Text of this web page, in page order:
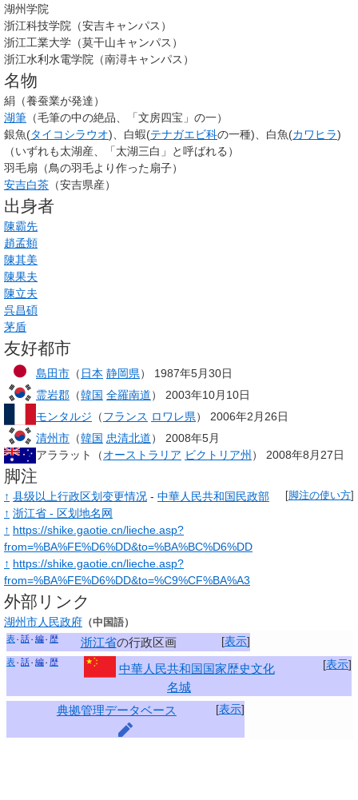
湖州学院
浙江科技学院（安吉キャンパス）
浙江工業大学（莫干山キャンパス）
浙江水利水電学院（南潯キャンパス）
名物
絹（養蚕業が発達）
湖筆 （毛筆の中の絶品、「文房四宝」の一）
銀魚(タイコシラウオ)、白蝦(テナガエビ科の一種)、白魚(カワヒラ)
（いずれも太湖産、「太湖三白」と呼ばれる）
羽毛扇（鳥の羽毛より作った扇子）
安吉白茶 （安吉県産）
出身者
陳霸先
趙孟頫
陳其美
陳果夫
陳立夫
呉昌碩
茅盾
友好都市
島田市 （ 日本 静岡県） 1987年5月30日
霊岩郡 （韓国 全羅南道） 2003年10月10日
モンタルジ （フランス ロワレ県） 2006年2月26日
清州市 （韓国 忠清北道） 2008年5月
アララット（オーストラリア ビクトリア州 ） 2008年8月27日
脚注
脚注の使い方
↑ 县级以上行政区划变更情况 - 中華人民共和国民政部
↑ 浙江省 - 区划地名网
↑ https://shike.gaotie.cn/lieche.asp?
from=%BA%FE%D6%DD&to=%BA%BC%D6%DD
↑ https://shike.gaotie.cn/lieche.asp?
from=%BA%FE%D6%DD&to=%C9%CF%BA%A3
外部リンク
湖州市人民政府 （中国語）
[表示]
表 話 編 歴 浙江省の行政区画
[表示]
表 話 編 歴
中華人民共和国国家歴史文化
名城
[表示]
典拠管理データベース